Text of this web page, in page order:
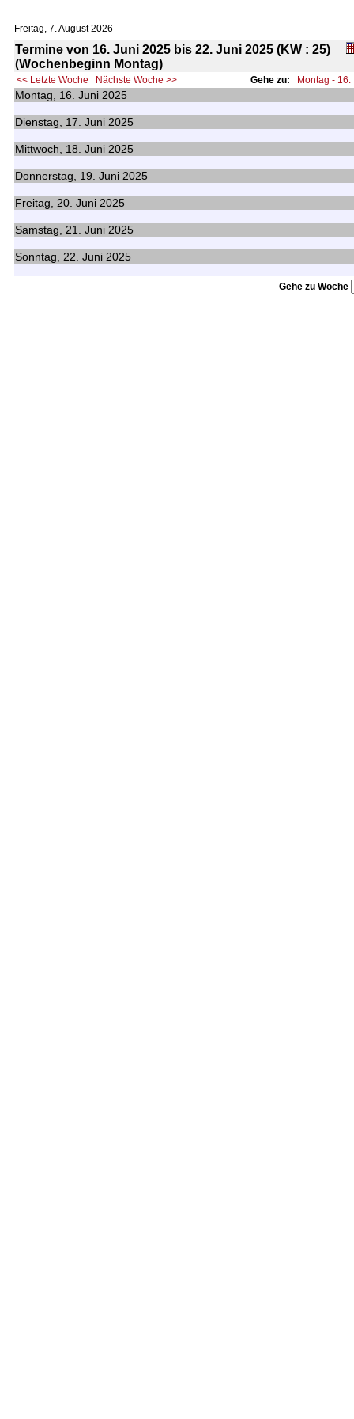
Freitag, 7. August 2026
Termine von 16. Juni 2025 bis 22. Juni 2025 (KW : 25)
(Wochenbeginn Montag)
<< Letzte Woche Nächste Woche >> Gehe zu: Montag - 16.
Montag, 16. Juni 2025
Dienstag, 17. Juni 2025
Mittwoch, 18. Juni 2025
Donnerstag, 19. Juni 2025
Freitag, 20. Juni 2025
Samstag, 21. Juni 2025
Sonntag, 22. Juni 2025
Gehe zu Woche